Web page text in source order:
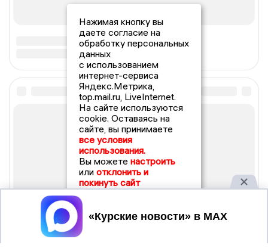
Нажимая кнопку вы
даете согласие на
обработку персональных
данных
с использованием
интернет-сервиса
Яндекс.Метрика,
top.mail.ru, LiveInternet.
На сайте используются
cookie. Оставаясь на
сайте, вы принимаете
все условия
использования.
Вы можете настроить
или отклонить и
покинуть сайт
Принять